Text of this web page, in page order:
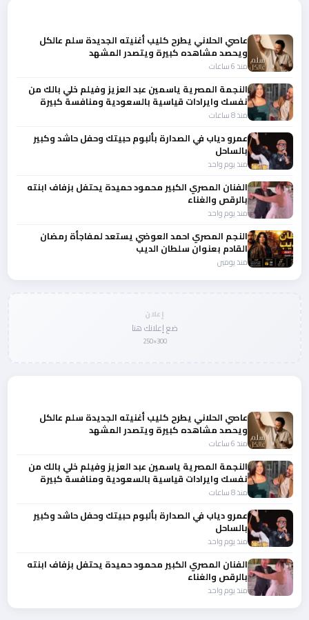
عاصي الحلاني يطرح كليب أغنيته الجديدة سلم عالكل
ويحصد مشاهده كبيرة ويتصدر المشهد
منذ 6 ساعات
النجمة المصرية ياسمين عبد العزيز وفيلم خلي بالك من
نفسك وايرادات قياسية بالسعودية ومنافسة كبيرة
منذ 8 ساعات
عمرو دياب في الصدارة بألبوم حبيتك وحفل حاشد وكبير
بالساحل
منذ يوم واحد
الفنان المصري الكبير محمود حميدة يحتفل بزفاف ابنته
بالرقص والغناء
منذ يوم واحد
النجم المصري احمد العوضي يستعد لمفاجأة رمضان
القادم بعنوان سلطان الديب
منذ يومين
إعلان
ضع إعلانك هنا
300×250
عاصي الحلاني يطرح كليب أغنيته الجديدة سلم عالكل
ويحصد مشاهده كبيرة ويتصدر المشهد
منذ 6 ساعات
النجمة المصرية ياسمين عبد العزيز وفيلم خلي بالك من
نفسك وايرادات قياسية بالسعودية ومنافسة كبيرة
منذ 8 ساعات
عمرو دياب في الصدارة بألبوم حبيتك وحفل حاشد وكبير
بالساحل
منذ يوم واحد
الفنان المصري الكبير محمود حميدة يحتفل بزفاف ابنته
بالرقص والغناء
منذ يوم واحد